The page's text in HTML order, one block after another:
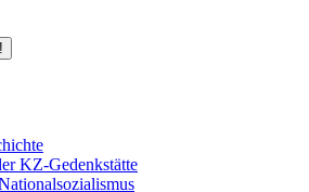
KZ-Gedenkstätte